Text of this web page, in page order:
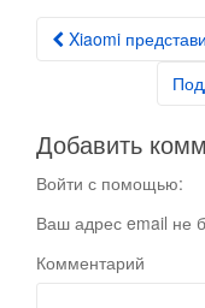
Post
Xiaomi
Добавить
Войти с помощью:
Ваш адрес email не
Комментарий